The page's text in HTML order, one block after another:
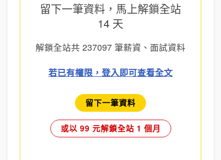
留下一筆資料，馬上解鎖全站
14 天
解鎖全站共 237097 筆薪資、面試資料
若已有權限，登入即可查看全文
留下一筆資料
或以 99 元解鎖全站 1 個月